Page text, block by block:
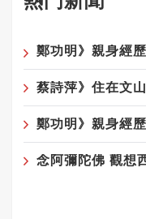
蔡詩萍》住在文
念阿彌陀佛 觀想